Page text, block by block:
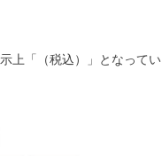
上「（税込）」となってい